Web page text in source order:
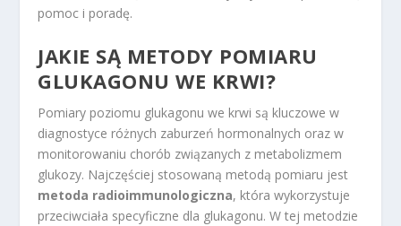
pomoc i poradę.
JAKIE SĄ METODY POMIARU
GLUKAGONU WE KRWI?
Pomiary poziomu glukagonu we krwi są kluczowe w
diagnostyce różnych zaburzeń hormonalnych oraz w
monitorowaniu chorób związanych z metabolizmem
glukozy. Najczęściej stosowaną metodą pomiaru jest
metoda radioimmunologiczna, która wykorzystuje
przeciwciała specyficzne dla glukagonu. W tej metodzie